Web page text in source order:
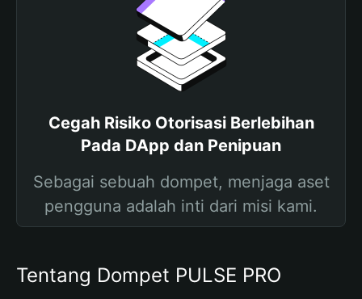
Cegah Risiko Otorisasi Berlebihan
Pada DApp dan Penipuan
Sebagai sebuah dompet, menjaga aset
pengguna adalah inti dari misi kami.
Tentang Dompet PULSE PRO